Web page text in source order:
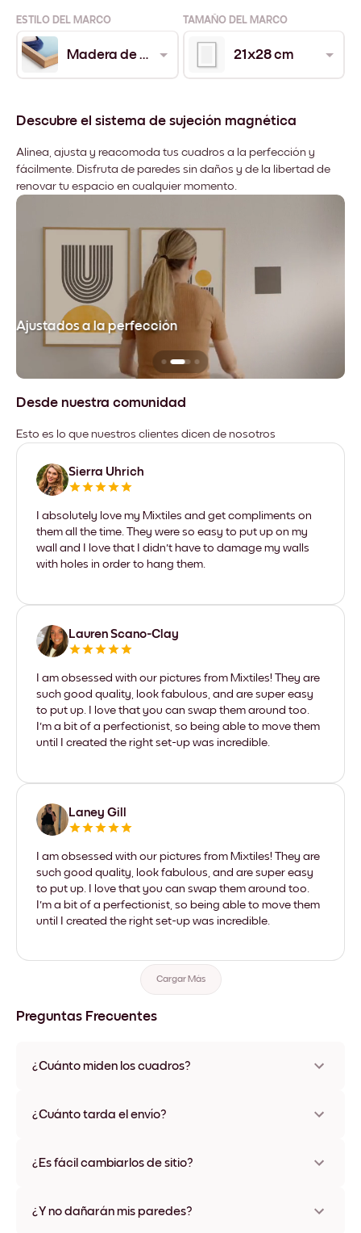
ESTILO DEL MARCO TAMAÑO DEL MARCO
Madera de Roble 21x28 cm
Descubre el sistema de sujeción magnética
Alinea, ajusta y reacomoda tus cuadros a la perfección y
fácilmente. Disfruta de paredes sin daños y de la libertad de
renovar tu espacio en cualquier momento.
Ajustados a la perfección
Desde nuestra comunidad
Esto es lo que nuestros clientes dicen de nosotros
Sierra Uhrich
I absolutely love my Mixtiles and get compliments on
them all the time. They were so easy to put up on my
wall and I love that I didn't have to damage my walls
with holes in order to hang them.
Lauren Scano-Clay
I am obsessed with our pictures from Mixtiles! They are
such good quality, look fabulous, and are super easy
to put up. I love that you can swap them around too.
I'm a bit of a perfectionist, so being able to move them
until I created the right set-up was incredible.
Laney Gill
I am obsessed with our pictures from Mixtiles! They are
such good quality, look fabulous, and are super easy
to put up. I love that you can swap them around too.
I'm a bit of a perfectionist, so being able to move them
until I created the right set-up was incredible.
Cargar Más
Preguntas Frecuentes
¿Cuánto miden los cuadros?
varios materiales y colores de marco, incluidas opciones sin
¿Cuánto tarda el envío?
disponibles en algunos países. Te enviaremos un número de
¿Es fácil cambiarlos de sitio?
ningún daño
¿Y no dañarán mis paredes?